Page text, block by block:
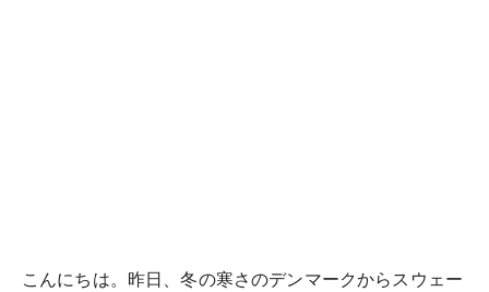
こんにちは。昨日、冬の寒さのデンマークからスウェー